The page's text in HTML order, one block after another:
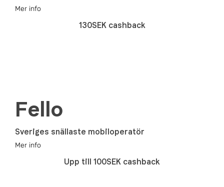
Mer info
130SEK cashback
Fello
Sveriges snällaste mobiloperatör
Mer info
Upp till 100SEK cashback